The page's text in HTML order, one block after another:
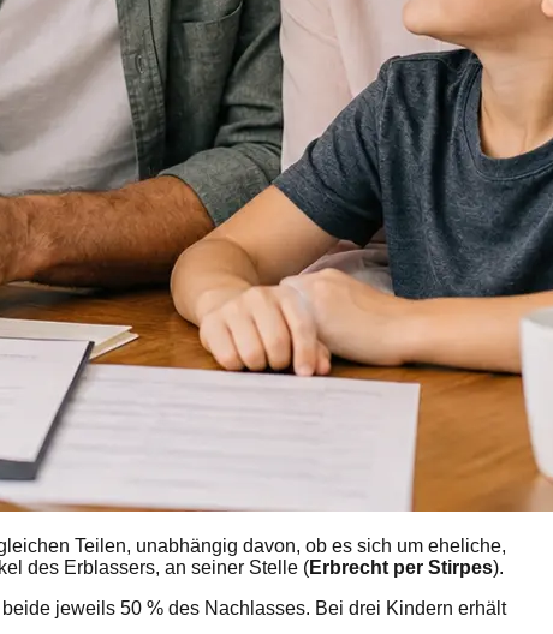
Teilen, unabhängig davon, ob es sich um eheliche,
des Erblassers, an seiner Stelle (Erbrecht per Stirpes).
jeweils 50 % des Nachlasses. Bei drei Kindern erhält